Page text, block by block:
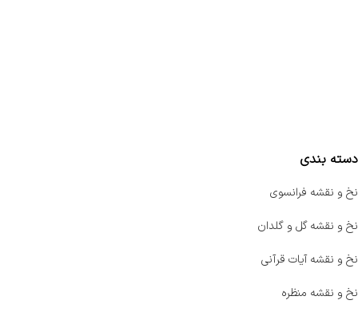
دسته بندی
نخ و نقشه فرانسوی
نخ و نقشه گل و گلدان
نخ و نقشه آیات قرآنی
نخ و نقشه منظره